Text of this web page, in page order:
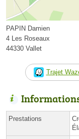
PAPIN Damien
4 Les Roseaux
44330 Vallet
Trajet
Prestations